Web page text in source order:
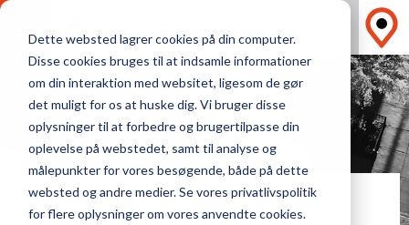
Dette websted lagrer cookies på din computer.
Disse cookies bruges til at indsamle informationer
om din interaktion med websitet, ligesom de gør
det muligt for os at huske dig. Vi bruger disse
oplysninger til at forbedre og brugertilpasse din
oplevelse på webstedet, samt til analyse og
målepunkter for vores besøgende, både på dette
websted og andre medier. Se vores privatlivspolitik
for flere oplysninger om vores anvendte cookies.
UNDGÅ AT LADE DET KOSTE DIG DYRT